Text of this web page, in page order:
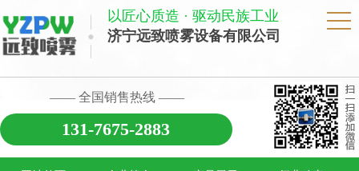
以匠心质造 · 驱动民族工业
济宁远致喷雾设备有限公司
—— 全国销售热线 ——
131-7675-2883